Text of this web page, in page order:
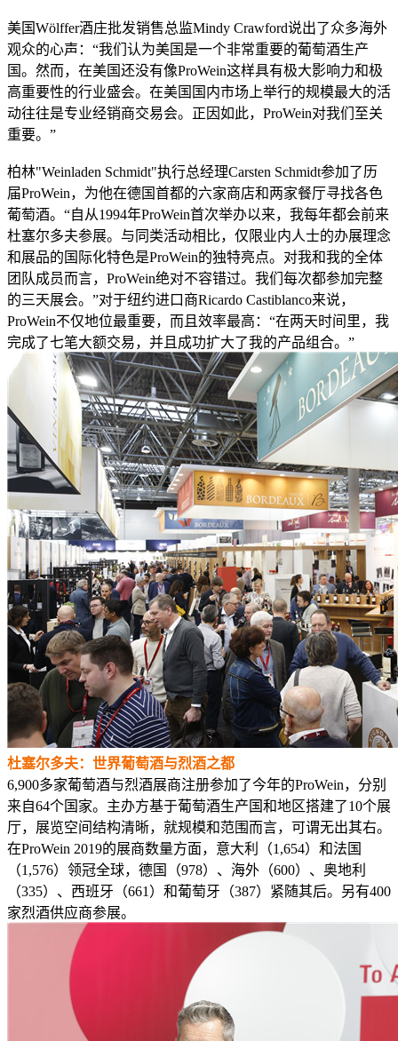
美国Wölffer酒庄批发销售总监Mindy Crawford说出了众多海外
观众的心声：“我们认为美国是一个非常重要的葡萄酒生产
国。然而，在美国还没有像ProWein这样具有极大影响力和极
高重要性的行业盛会。在美国国内市场上举行的规模最大的活
动往往是专业经销商交易会。正因如此，ProWein对我们至关
重要。”
柏林"Weinladen Schmidt"执行总经理Carsten Schmidt参加了历
届ProWein，为他在德国首都的六家商店和两家餐厅寻找各色
葡萄酒。“自从1994年ProWein首次举办以来，我每年都会前来
杜塞尔多夫参展。与同类活动相比，仅限业内人士的办展理念
和展品的国际化特色是ProWein的独特亮点。对我和我的全体
团队成员而言，ProWein绝对不容错过。我们每次都参加完整
的三天展会。”对于纽约进口商Ricardo Castiblanco来说，
ProWein不仅地位最重要，而且效率最高：“在两天时间里，我
完成了七笔大额交易，并且成功扩大了我的产品组合。”
杜塞尔多夫：世界葡萄酒与烈酒之都
6,900多家葡萄酒与烈酒展商注册参加了今年的ProWein，分别
来自64个国家。主办方基于葡萄酒生产国和地区搭建了10个展
厅，展览空间结构清晰，就规模和范围而言，可谓无出其右。
在ProWein 2019的展商数量方面，意大利（1,654）和法国
（1,576）领冠全球，德国（978）、海外（600）、奥地利
（335）、西班牙（661）和葡萄牙（387）紧随其后。另有400
家烈酒供应商参展。